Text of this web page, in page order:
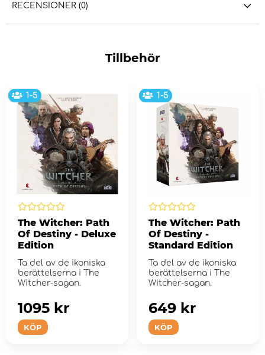
RECENSIONER (0)
Tillbehör
1-5
The Witcher: Path
Of Destiny - Deluxe
Edition
Ta del av de ikoniska
berättelserna i The
Witcher-sagan.
KÖP
1095 kr
1-5
The Witcher: Path
Of Destiny -
Standard Edition
Ta del av de ikoniska
berättelserna i The
Witcher-sagan.
KÖP
649 kr